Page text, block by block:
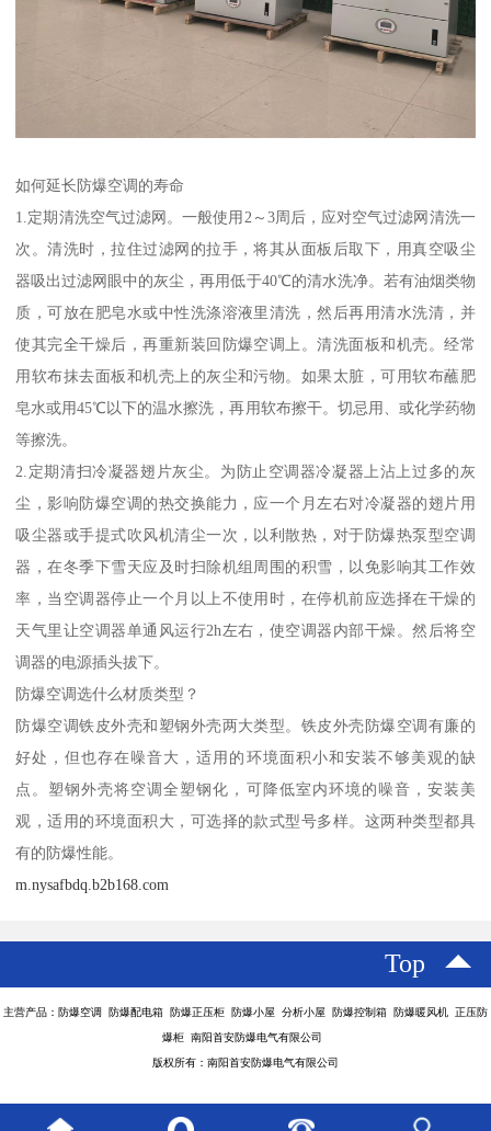
如何延长防爆空调的寿命
1.定期清洗空气过滤网。一般使用2～3周后，应对空气过滤网清洗一
次。清洗时，拉住过滤网的拉手，将其从面板后取下，用真空吸尘
器吸出过滤网眼中的灰尘，再用低于40℃的清水洗净。若有油烟类物
质，可放在肥皂水或中性洗涤溶液里清洗，然后再用清水洗清，并
使其完全干燥后，再重新装回防爆空调上。清洗面板和机壳。经常
用软布抹去面板和机壳上的灰尘和污物。如果太脏，可用软布蘸肥
皂水或用45℃以下的温水擦洗，再用软布擦干。切忌用、或化学药物
等擦洗。
2.定期清扫冷凝器翅片灰尘。为防止空调器冷凝器上沾上过多的灰
尘，影响防爆空调的热交换能力，应一个月左右对冷凝器的翅片用
吸尘器或手提式吹风机清尘一次，以利散热，对于防爆热泵型空调
器，在冬季下雪天应及时扫除机组周围的积雪，以免影响其工作效
率，当空调器停止一个月以上不使用时，在停机前应选择在干燥的
天气里让空调器单通风运行2h左右，使空调器内部干燥。然后将空
调器的电源插头拔下。
防爆空调选什么材质类型？
防爆空调铁皮外壳和塑钢外壳两大类型。铁皮外壳防爆空调有廉的
好处，但也存在噪音大，适用的环境面积小和安装不够美观的缺
点。塑钢外壳将空调全塑钢化，可降低室内环境的噪音，安装美
观，适用的环境面积大，可选择的款式型号多样。这两种类型都具
有的防爆性能。
m.nysafbdq.b2b168.com
Top
主营产品：防爆空调 防爆配电箱 防爆正压柜 防爆小屋 分析小屋 防爆控制箱 防爆暖风机 正压防
爆柜 南阳首安防爆电气有限公司
版权所有：南阳首安防爆电气有限公司